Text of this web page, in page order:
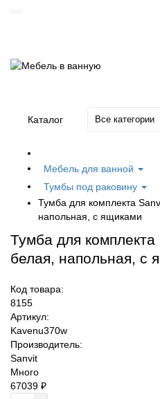
Каталог Все категории
Мебель для ванной
Тумбы под раковину
Тумба для комплекта
напольная, с ящиками
Тумба для
белая, напольная, с
Код товара:
8155
Артикул:
Kavenu370w
Производитель:
Sanvit
Много
67039 ₽